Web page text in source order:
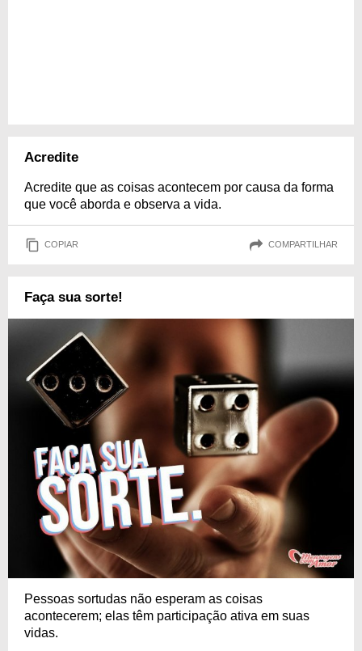
Acredite
Acredite que as coisas acontecem por causa da forma
que você aborda e observa a vida.
COPIAR COMPARTILHAR
Faça sua sorte!
Pessoas sortudas não esperam as coisas
acontecerem; elas têm participação ativa em suas
vidas.